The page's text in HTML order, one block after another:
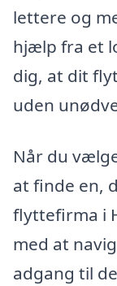
lettere og
hjælp fra et
dig, at dit
uden
Når du
at finde en,
flyttefirma i
med at
adgang til